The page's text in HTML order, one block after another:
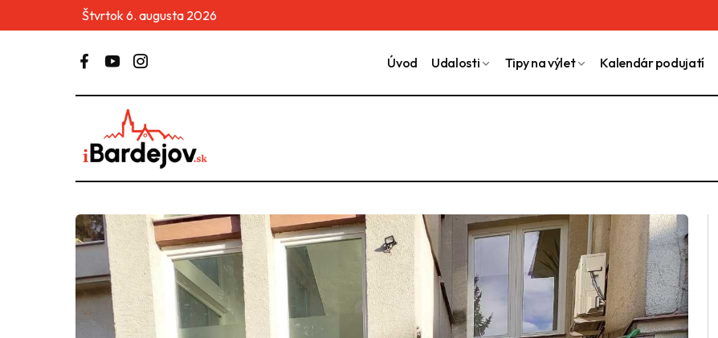
Štvrtok 6. augusta 2026
Úvod Udalosti Tipy na výlet Kalendár podujatí